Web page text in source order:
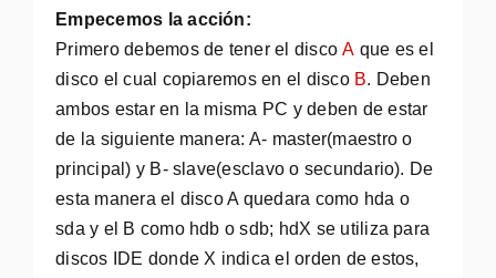
Empecemos la acción:
Primero debemos de tener el discoA que es el
disco el cual copiaremos en el disco B. Deben
ambos estar en la misma PC y deben de estar
de la siguiente manera: A- master(maestro o
principal) y B- slave(esclavo o secundario). De
esta manera el disco A quedara como hda o
sda y el B como hdb o sdb; hdX se utiliza para
discos IDE donde X indica el orden de estos,